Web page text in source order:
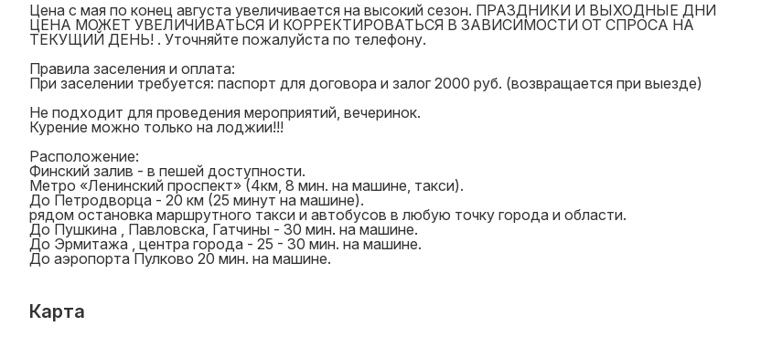
Цена с мая по конец августа увеличивается на высокий сезон. ПРАЗДНИКИ И ВЫХОДНЫЕ ДНИ
ЦЕНА МОЖЕТ УВЕЛИЧИВАТЬСЯ И КОРРЕКТИРОВАТЬСЯ В ЗАВИСИМОСТИ ОТ СПРОСА НА
ТЕКУЩИЙ ДЕНЬ! . Уточняйте пожалуйста по телефону.
Правила заселения и оплата:
При заселении требуется: паспорт для договора и залог 2000 руб. (возвращается при выезде)
Не подходит для проведения мероприятий, вечеринок.
Курение можно только на лоджии!!!
Расположение:
Финский залив - в пешей доступности.
Метро «Ленинский проспект» (4км, 8 мин. на машине, такси).
До Петродворца - 20 км (25 минут на машине).
рядом остановка маршрутного такси и автобусов в любую точку города и области.
До Пушкина , Павловска, Гатчины - 30 мин. на машине.
До Эрмитажа , центра города - 25 - 30 мин. на машине.
До аэропорта Пулково 20 мин. на машине.
Карта